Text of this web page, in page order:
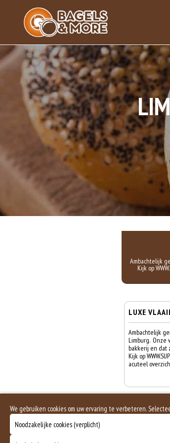
Ambachtelijk
Kijk op
LUXE
Ambachtelijk
Limburg. Onze
bakkerij en dat
Kijk op
acuteel
We gebruiken cookies om uw ervaring te verbeteren.
Noodzakelijke cookies (verplicht)